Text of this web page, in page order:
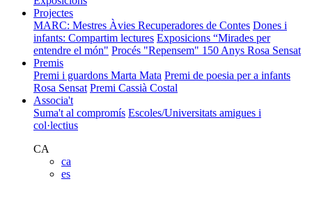
Projectes
MARC: Mestres Àvies Recuperadores de Contes Dones i
infants: Compartim lectures Exposicions “Mirades per
entendre el món" Procés "Repensem" 150 Anys Rosa Sensat
Premis
Premi i guardons Marta Mata Premi de poesia per a infants
Rosa Sensat Premi Cassià Costal
Associa't
Suma't al compromís Escoles/Universitats amigues i
col·lectius
CA
ca
es